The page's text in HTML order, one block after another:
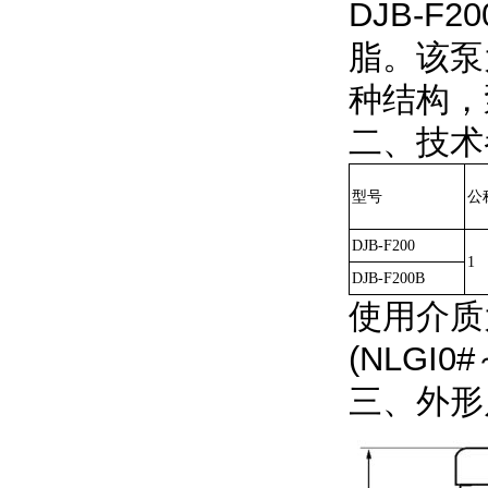
DJB-
脂。该
种结构
二、技
型号 公
DJB-F200
1
DJB-F200B
使用介
(NLGI0#
三、外